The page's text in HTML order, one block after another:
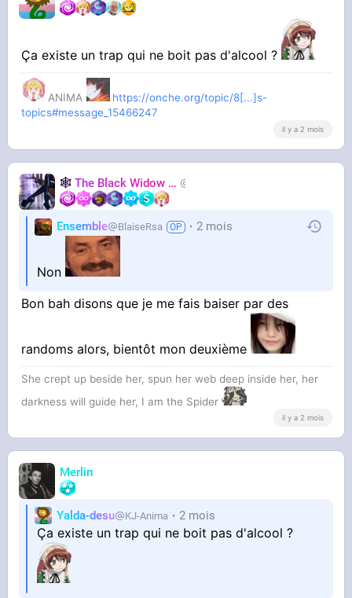
Ça existe un trap qui ne boit pas d'alcool ?
ANIMA
https://onche.org/topic/8[...]s-
topics#message_15466247
il y a 2 mois
🕸️ The Black Widow 🕷️
Ensemble BlaiseRsa 2 mois
Non
Bon bah disons que je me fais baiser par des
randoms alors, bientôt mon deuxième
She crept up beside her, spun her web deep inside her, her
darkness will guide her, I am the Spider
il y a 2 mois
Merlin
Yalda-desu KJ-Anima 2 mois
Ça existe un trap qui ne boit pas d'alcool ?